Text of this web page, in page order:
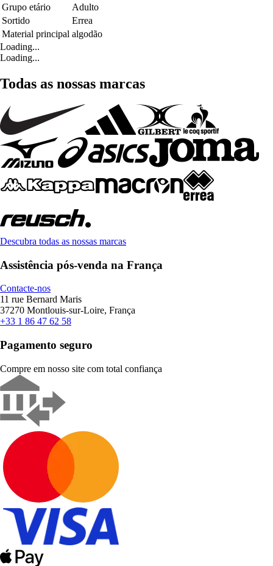
Grupo etário
Adulto
Sortido
Errea
Material principal algodão
Loading...
Loading...
Todas as nossas marcas
Descubra todas as nossas marcas
Assistência pós-venda na França
Contacte-nos
11 rue Bernard Maris
37270 Montlouis-sur-Loire, França
+33 1 86 47 62 58
Pagamento seguro
Compre em nosso site com total confiança